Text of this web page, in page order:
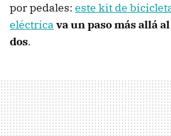
por pedales: este kit de
eléctrica va un paso más allá
dos.